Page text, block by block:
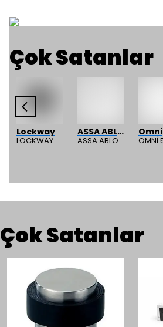
Çok Satanlar
Lockway
LOCKWAY Paslanmaz Kapı Stoperi
ASSA ABLOY
ASSA ABLOY MG-250M12 Manyetik Kilit
Omni
Çok Satanlar